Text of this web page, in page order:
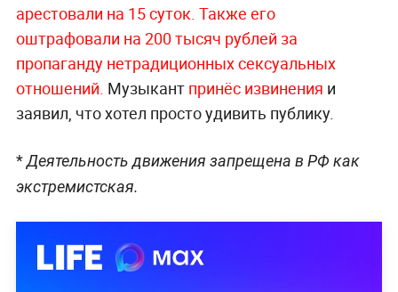
арестовали на 15 суток. Также его
оштрафовали на 200 тысяч рублей за
пропаганду нетрадиционных сексуальных
отношений. Музыкант принёс извинения и
заявил, что хотел просто удивить публику.
*Деятельность движения запрещена в РФ как
экстремистская.